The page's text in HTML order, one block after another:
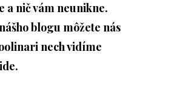
a nič vám neunikne.
blogu môžete nás
nech vidíme